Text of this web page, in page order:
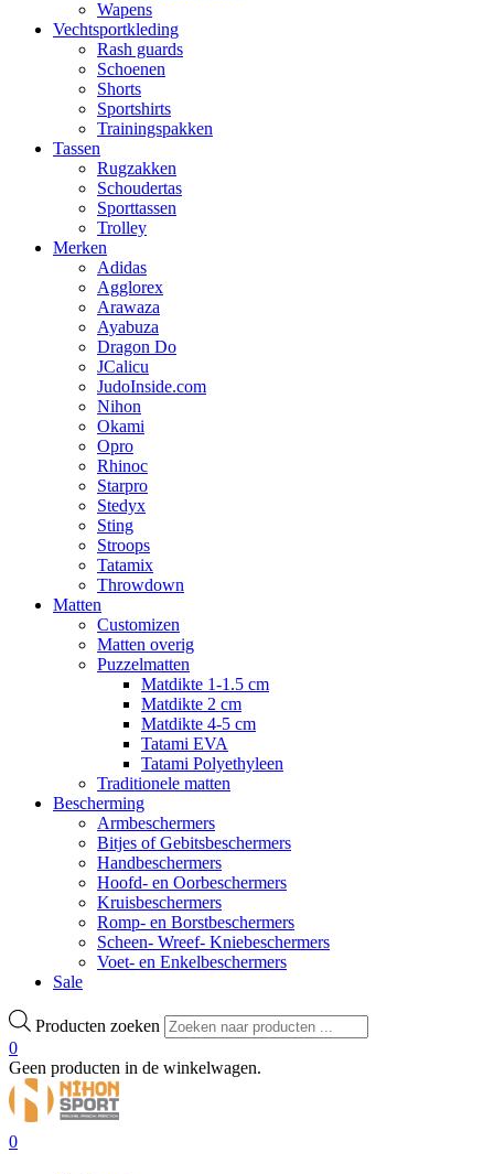
Wapens
Vechtsportkleding
Rash guards
Schoenen
Shorts
Sportshirts
Trainingspakken
Tassen
Rugzakken
Schoudertas
Sporttassen
Trolley
Merken
Adidas
Agglorex
Arawaza
Ayabuza
Dragon Do
JCalicu
JudoInside.com
Nihon
Okami
Opro
Rhinoc
Starpro
Stedyx
Sting
Stroops
Tatamix
Throwdown
Matten
Customizen
Matten overig
Puzzelmatten
Matdikte 1-1.5 cm
Matdikte 2 cm
Matdikte 4-5 cm
Tatami EVA
Tatami Polyethyleen
Traditionele matten
Bescherming
Armbeschermers
Bitjes of Gebitsbeschermers
Handbeschermers
Hoofd- en Oorbeschermers
Kruisbeschermers
Romp- en Borstbeschermers
Scheen- Wreef- Kniebeschermers
Voet- en Enkelbeschermers
Sale
Producten zoeken
0
Geen producten in de winkelwagen.
0